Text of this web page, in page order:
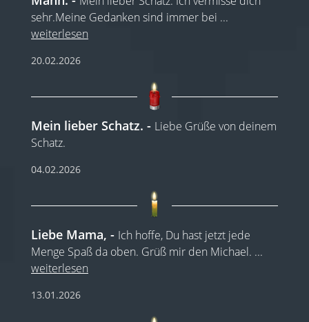
sehr.Meine Gedanken sind immer bei ...
weiterlesen
20.02.2026
Mein lieber Schatz.
Liebe Grüße von deinem
Schatz.
04.02.2026
Liebe Mama,
Ich hoffe, Du hast jetzt jede
Menge Spaß da oben. Grüß mir den Michael. ...
weiterlesen
13.01.2026